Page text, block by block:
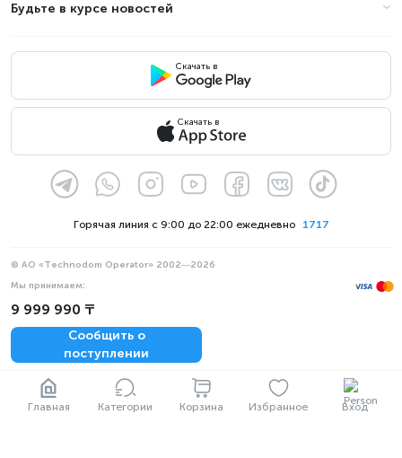
Главная Категории Корзина Избранное Вход
9 999 990 ₸
Сообщить о
поступлении
Будьте в курсе новостей
Скачать в
Скачать в
1717
Горячая линия с 9:00 до 22:00 ежедневно
© АО «Technodom Operator» 2002—2026
Мы принимаем:
Официальное уведомление
Политика конфиденциальности